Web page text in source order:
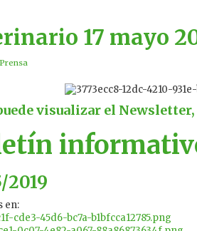
17 mayo
visualizar el
2019
en: